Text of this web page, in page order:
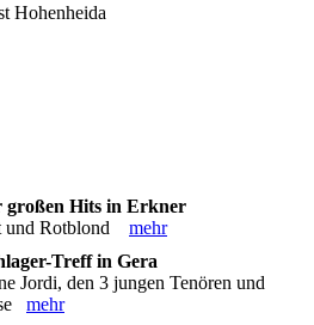
Hohenheida
großen Hits in Erkner
und Rotblond mehr
Treff in Gera
Jordi, den 3 jungen Tenören und
mehr